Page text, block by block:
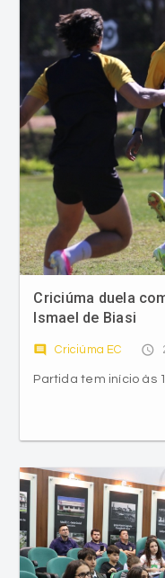
Criciúma duela
Ismael de Biasi
comment Criciúma EC access_time
Partida tem início às